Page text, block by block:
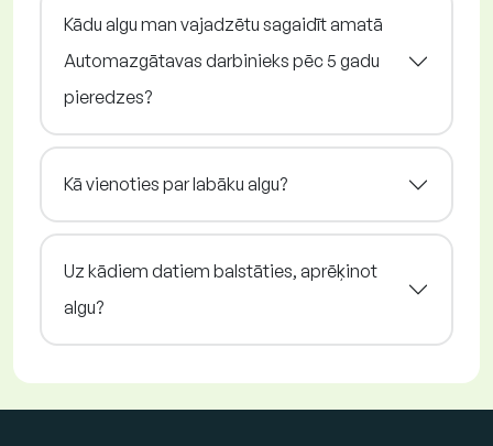
Kādu algu man vajadzētu sagaidīt amatā
Automazgātavas darbinieks pēc 5 gadu
pieredzes?
Kā vienoties par labāku algu?
Uz kādiem datiem balstāties, aprēķinot
algu?